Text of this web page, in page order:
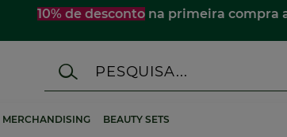
10% de desconto na primeira compra
MERCHANDISING BEAUTY SETS